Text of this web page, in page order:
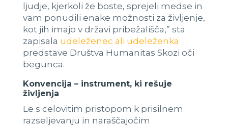
ljudje, kjerkoli že boste, sprejeli medse in
vam ponudili enake možnosti za življenje,
kot jih imajo v državi pribežališča,” sta
zapisala udeleženec ali udeleženka
predstave Društva Humanitas Skozi oči
begunca.
Konvencija – instrument, ki rešuje
življenja
Le s celovitim pristopom k prisilnem
razseljevanju in naraščajočim